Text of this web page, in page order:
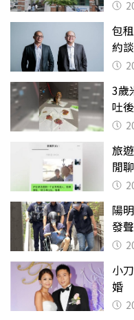
關
包
約
3歲
吐
旅
閒
陽
發
小
婚